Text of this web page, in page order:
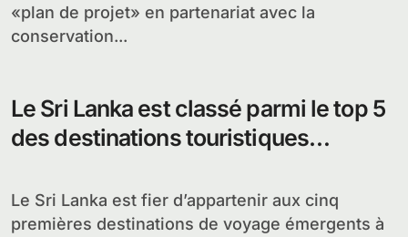
«plan de projet» en partenariat avec la
conservation...
Le Sri Lanka est classé parmi le top 5
des destinations touristiques
Le Sri Lanka est fier d’appartenir aux cinq
premières destinations de voyage émergents à